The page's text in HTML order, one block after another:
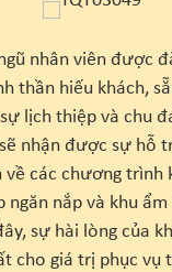
nhân viên được
thần hiếu khách,
lịch thiệp và chu
nhận được sự hỗ
về các chương trình
ngăn nắp và khu
sự hài lòng của
cho giá trị phục vụ